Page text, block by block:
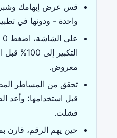
قس عرض إبهامك
واحدة - ودونها في
التكبير إلى
معروض.
تحقق من المساطر
فشلت.
حين يهم الرقم، قارن